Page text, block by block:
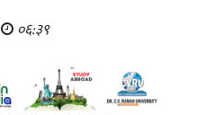
०६:३९